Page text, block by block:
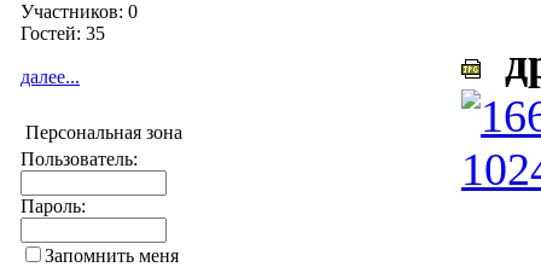
Участников: 0
Гостей: 35
далее...
Персональная зона
Пользователь:
Пароль:
Запомнить меня